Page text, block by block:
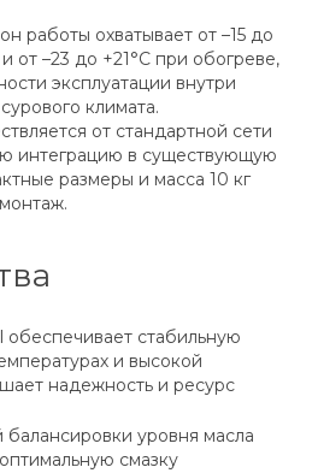
работы охватывает от –15 до
от –23 до +21°С при обогреве,
эксплуатации внутри
климата.
от стандартной сети
интеграцию в существующую
размеры и масса 10 кг
обеспечивает стабильную
и высокой
надежность и ресурс
уровня масла
смазку